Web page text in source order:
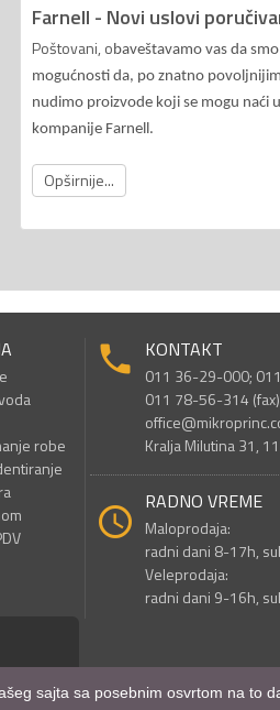
Farnell - Novi uslovi
Poštovani, o baveštavamo vas da
mogućnosti da, po znatno
nudimo proizvode koji se mogu naći
kompanije Farnell.
Opširnije...
robe
KONTAKT
011 36-29-000;
011 78-56-314 (fax)
Kralja Milutina 31,
RADNO VREME
Maloprodaja:
radni dani 8-17h,
Veleprodaja:
radni dani 9-16h,
sajta sa posebnim osvrtom na to